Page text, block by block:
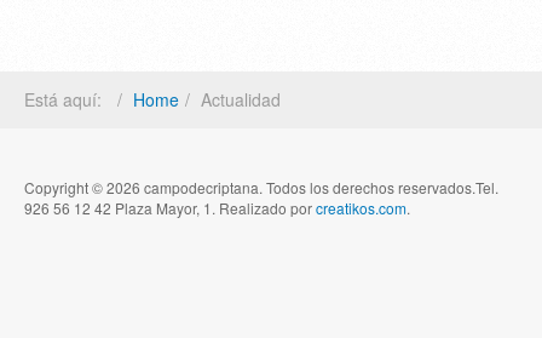
Está aquí: Home Actualidad
Copyright © 2026 campodecriptana. Todos los derechos reservados.Tel.
926 56 12 42 Plaza Mayor, 1. Realizado porcreatikos.com.